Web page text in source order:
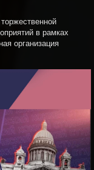
в рамках
организация